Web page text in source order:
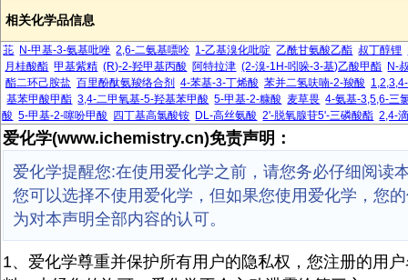
相关化学品信息
苝 N-甲基-3-氨基吡唑 2,6-二氨基嘌呤 1-乙基溴化吡啶 乙酰甘氨酸乙酯 叔丁醇锂
月桂酸酯 甲基紫精 (R)-2-羟甲基丙酸 阿特拉津 (2-溴-1H-吲哚-3-基)乙酸甲酯 N-
酯二环己胺盐 百里酚酞氨羧络合剂 4-苯基-3-丁烯酸 苯并二氢呋喃-2-羧酸
基苯甲酸甲酯 3,4-二甲氧基-5-羟基苯甲酸 5-甲基-2-糠酸 麦草畏 4-氨基-3,5,6-三
酸 5-甲基-2-噻吩甲酸 四丁基高氯酸铵 DL-高丝氨酸 2'-脱氧腺苷5'-三磷酸酯 2,4-
爱化学(www.ichemistry.cn)免责声明：
爱化学提醒您:在使用爱化学之前，请您务必仔细阅读
您可以选择不使用爱化学，但如果您使用爱化学，您
为对本声明全部内容的认可。
1、爱化学尊重并保护所有用户的隐私权，您注册的用